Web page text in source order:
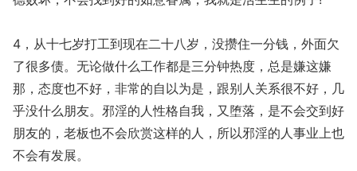
4，从十七岁打工到现在二十八岁，没攒住一分钱，外面欠
了很多债。无论做什么工作都是三分钟热度，总是嫌这嫌
那，态度也不好，非常的自以为是，跟别人关系很不好，几
乎没什么朋友。邪淫的人性格自我，又堕落，是不会交到好
朋友的，老板也不会欣赏这样的人，所以邪淫的人事业上也
不会有发展。